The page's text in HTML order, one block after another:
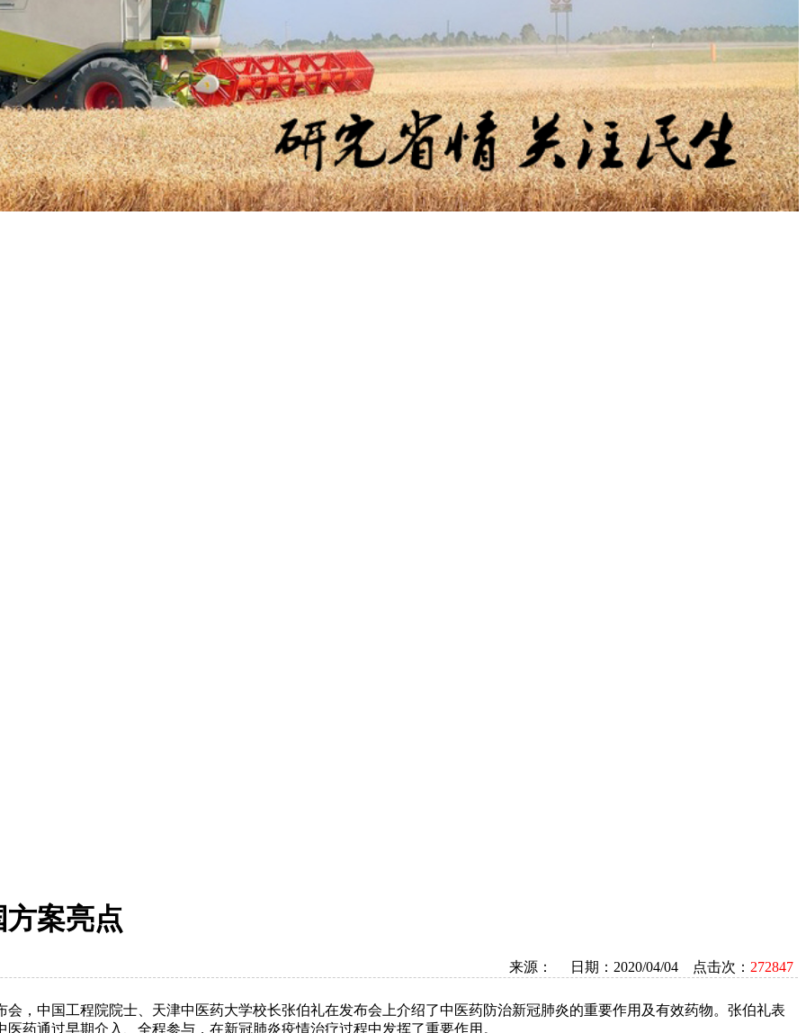
案亮点
来源： 日期：2020/04/04 点击次： 272847
中国工程院院士、天津中医药大学校长张伯礼在发布会上介绍了中医药防治新冠肺炎的重要作用及有效药物。张伯礼表
药通过早期介入、全程参与，在新冠肺炎疫情治疗过程中发挥了重要作用。